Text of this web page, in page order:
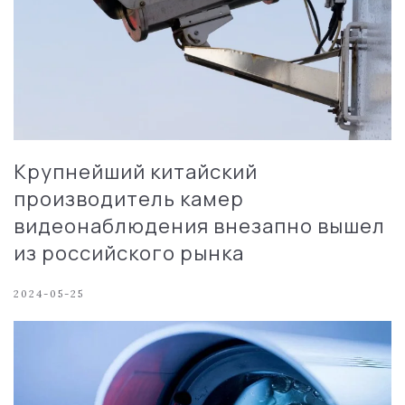
Крупнейший китайский
производитель камер
видеонаблюдения внезапно вышел
из российского рынка
2024-05-25